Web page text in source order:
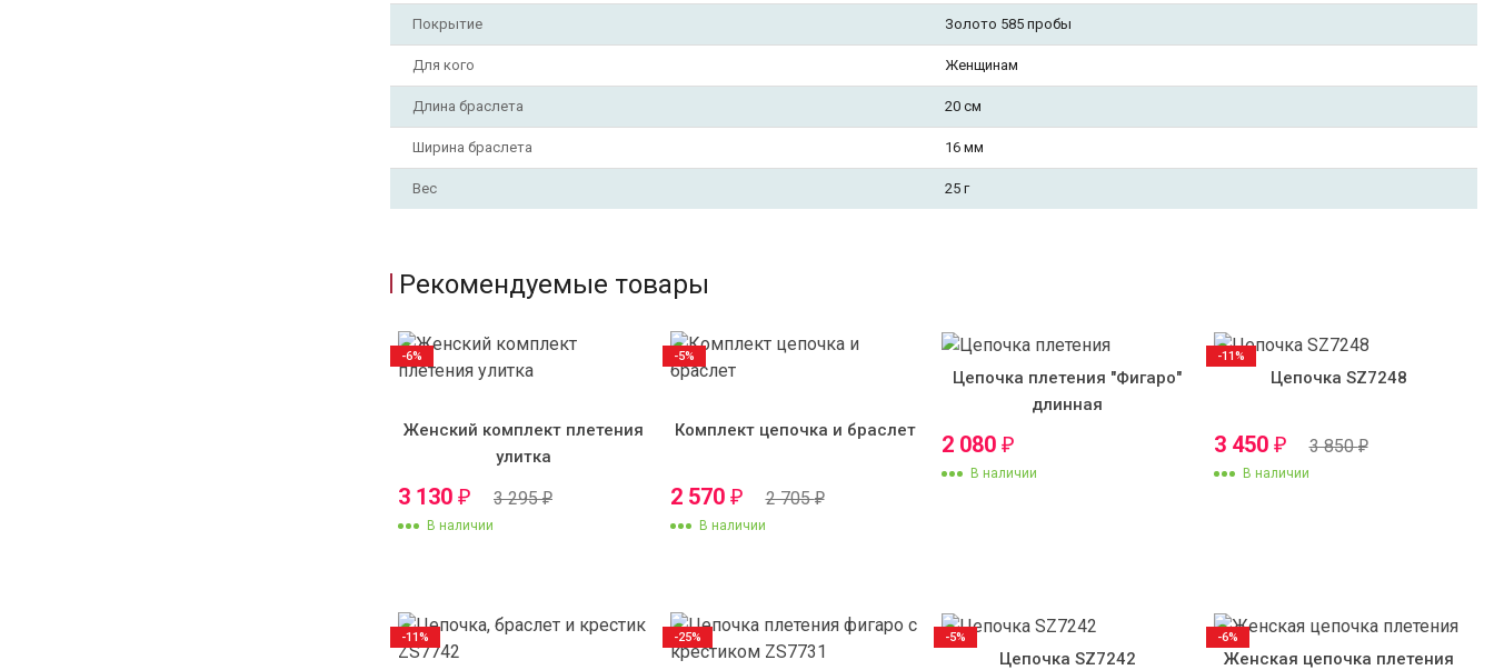
Покрытие Золото 585 пробы
Для кого Женщинам
Длина браслета 20 см
Ширина браслета 16 мм
Вес 25 г
Рекомендуемые товары
Женский комплект плетения
улитка
3 130 ₽ 3 295₽
В наличии
-6%
Комплект цепочка и браслет
2 570 ₽ 2 705₽
В наличии
-5%
Цепочка плетения "Фигаро"
длинная
2 080 ₽
В наличии
Цепочка SZ7248
3 450 ₽ 3 850₽
В наличии
-11%
-11% -25%
Цепочка SZ7242
-5%
Женская цепочка плетения
-6%